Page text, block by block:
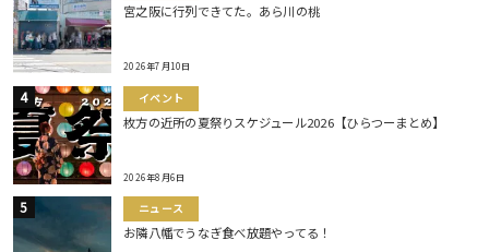
宮之阪に行列できてた。あら川の桃
2026年7月10日
イベント
枚方の近所の夏祭りスケジュール2026【ひらつーまとめ】
2026年8月6日
ニュース
お隣八幡でうなぎ食べ放題やってる！